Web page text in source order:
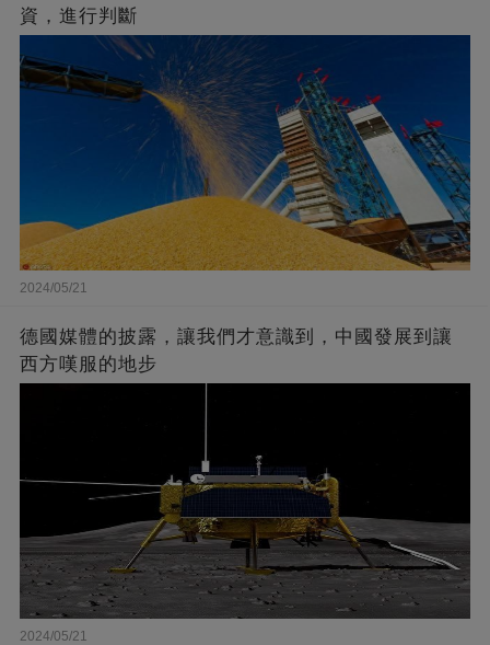
資，進行判斷
2024/05/21
德國媒體的披露，讓我們才意識到，中國發展到讓
西方嘆服的地步
2024/05/21